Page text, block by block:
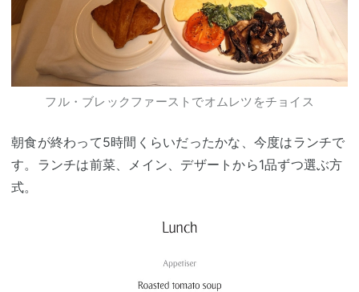
フル・ブレックファーストでオムレツをチョイス
朝食が終わって5時間くらいだったかな、今度はランチで
す。ランチは前菜、メイン、デザートから1品ずつ選ぶ方
式。